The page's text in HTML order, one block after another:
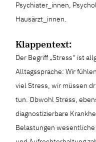
Psychiater_innen,
Hausärzt_innen.
Klappentext:
Der Begriff „Stress“ ist
Alltagssprache: Wir
viel Stress, wir müssen
tun. Obwohl Stress,
diagnostizierbare
Belastungen